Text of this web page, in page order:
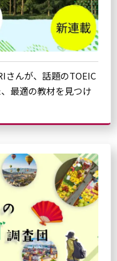
さんが、話題のTOEIC
最適の教材を見つけ